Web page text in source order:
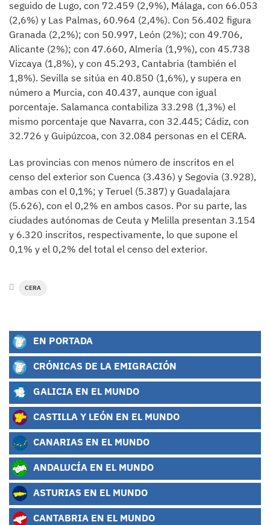
seguido de Lugo, con 72.459 (2,9%), Málaga, con 66.053
(2,6%) y Las Palmas, 60.964 (2,4%). Con 56.402 figura
Granada (2,2%); con 50.997, León (2%); con 49.706,
Alicante (2%); con 47.660, Almería (1,9%), con 45.738
Vizcaya (1,8%), y con 45.293, Cantabria (también el
1,8%). Sevilla se sitúa en 40.850 (1,6%), y supera en
número a Murcia, con 40.437, aunque con igual
porcentaje. Salamanca contabiliza 33.298 (1,3%) el
mismo porcentaje que Navarra, con 32.445; Cádiz, con
32.726 y Guipúzcoa, con 32.084 personas en el CERA.
Las provincias con menos número de inscritos en el
censo del exterior son Cuenca (3.436) y Segovia (3.928),
ambas con el 0,1%; y Teruel (5.387) y Guadalajara
(5.626), con el 0,2% en ambos casos. Por su parte, las
ciudades autónomas de Ceuta y Melilla presentan 3.154
y 6.320 inscritos, respectivamente, lo que supone el
0,1% y el 0,2% del total el censo del exterior.
CERA
EN PORTADA
CRÓNICAS DE LA EMIGRACIÓN
GALICIA EN EL MUNDO
CASTILLA Y LEÓN EN EL MUNDO
CANARIAS EN EL MUNDO
ANDALUCÍA EN EL MUNDO
ASTURIAS EN EL MUNDO
CANTABRIA EN EL MUNDO